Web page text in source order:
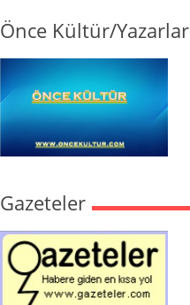
Önce Kültür/Yazarlar
Gazeteler